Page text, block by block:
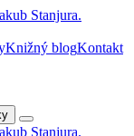
Knižný blogKontakt